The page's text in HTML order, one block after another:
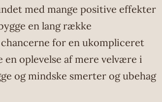
med mange positive effekter
en lang række
for en ukompliceret
oplevelse af mere velvære i
og mindske smerter og ubehag